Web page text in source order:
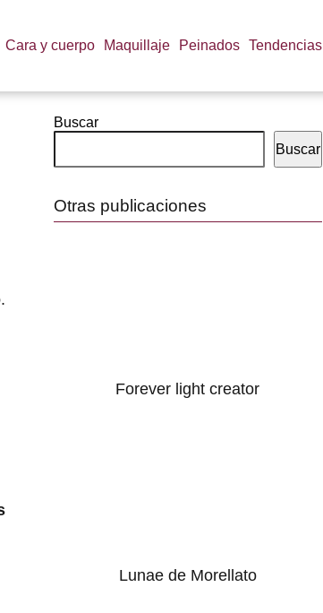
Cara y cuerpo Maquillaje Peinados Tendencias
.
Buscar
Buscar
Otras publicaciones
Forever light creator
Lunae de Morellato